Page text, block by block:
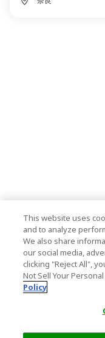
This website uses
and to analyze
We also share
our social media,
clicking "Reject All",
Not Sell Your Personal
Policy